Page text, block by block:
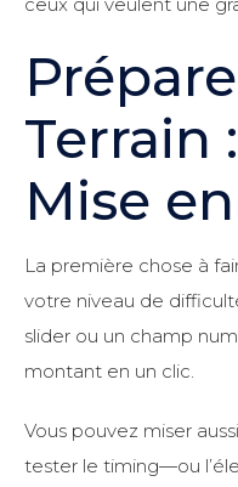
Terrain
Mise
La première chose à
votre niveau de
slider ou un champ
montant en un clic.
Vous pouvez miser
tester le timing—ou